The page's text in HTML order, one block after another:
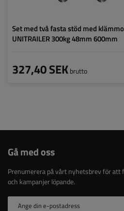
Set med två fasta stöd med
UNITRAILER 300kg 48mm 600mm
327,40 SEKbrutto
Gå med oss
Prenumerera på vårt nyhetsbrev för
och kampanjer löpande.
Ange din e-postadress